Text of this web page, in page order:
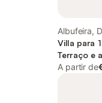
Albufeira,
Villa para
Terraço e
A partir de